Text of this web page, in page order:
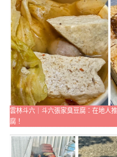
雲林斗六｜斗六張家臭豆腐：在地人
腐！